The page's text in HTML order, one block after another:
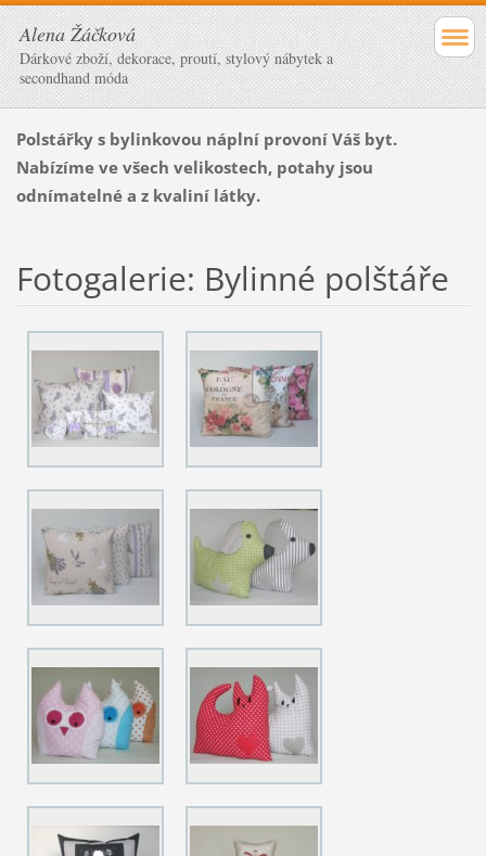
Alena Žáčková
Dárkové zboží, dekorace, proutí, stylový nábytek a
secondhand móda
Polstářky s bylinkovou náplní provoní Váš byt.
Nabízíme ve všech velikostech, potahy jsou
odnímatelné a z kvaliní látky.
Fotogalerie: Bylinné polštáře